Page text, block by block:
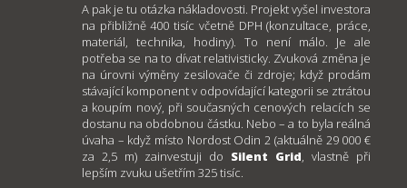
A pak je tu otázka nákladovosti. Projekt vyšel investora
na přibližně 400 tisíc včetně DPH (konzultace, práce,
materiál, technika, hodiny). To není málo. Je ale
potřeba se na to dívat relativisticky. Zvuková změna je
na úrovni výměny zesilovače či zdroje; když prodám
stávající komponent v odpovídající kategorii se ztrátou
a koupím nový, při současných cenových relacích se
dostanu na obdobnou částku. Nebo – a to byla reálná
úvaha – když místo Nordost Odin 2 (aktuálně 29 000 €
za 2,5 m) zainvestuji do Silent Grid, vlastně při
lepším zvuku ušetřím 325 tisíc.